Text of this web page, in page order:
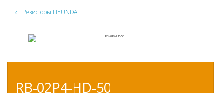
← Резисторы HYUNDAI
RB-02P4-HD-50